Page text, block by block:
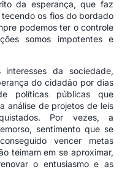
da esperança, que faz
os fios do bordado
podemos ter o controle
somos impotentes e
interesses da sociedade,
do cidadão por dias
políticas públicas que
análise de projetos de leis
Por vezes, a
sentimento que se
vencer metas
teimam em se aproximar,
o entusiasmo e as